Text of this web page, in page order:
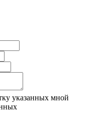
указанных мной